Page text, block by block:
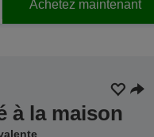
Achetez maintenant
à la maison